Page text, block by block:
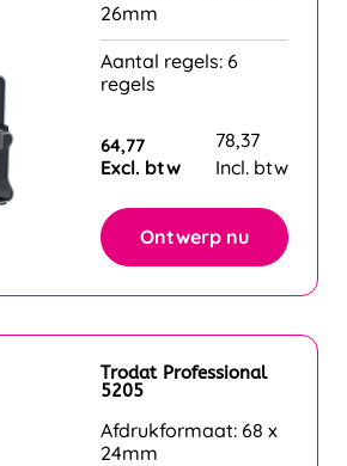
26mm
Aantal regels: 6
regels
64,77
Excl. btw
78,37
Incl. btw
Ontwerp nu
Trodat Professional
5205
Afdrukformaat: 68 x
24mm